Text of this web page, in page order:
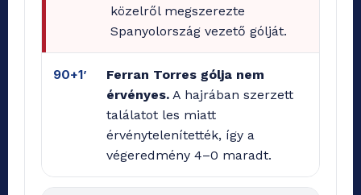
közelről megszerezte
Spanyolország vezető gólját.
90+1’
Ferran Torres gólja nem
érvényes. A hajrában szerzett
találatot les miatt
érvénytelenítették, így a
végeredmény 4–0 maradt.